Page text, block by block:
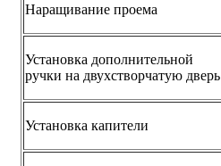
Наращивание проема
Установка дополнительной
ручки на двухстворчатую дверь
Установка капители